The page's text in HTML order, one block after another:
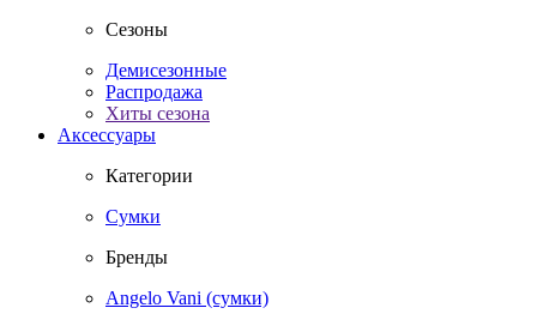
Сезоны
Демисезонные
Распродажа
Хиты сезона
Аксессуары
Категории
Сумки
Бренды
Angelo Vani (сумки)